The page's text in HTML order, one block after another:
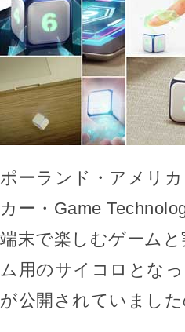
ポーランド・アメリ
カー・Game
端末で楽しむゲーム
ム用のサイコロとな
が公開されていまし